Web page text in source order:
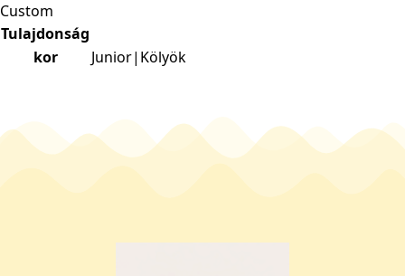
Custom
Tulajdonság
kor
Junior|Kölyök